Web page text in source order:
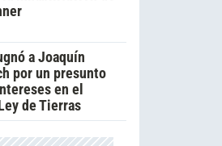
a Joaquín
por un presunto
en el
de Tierras